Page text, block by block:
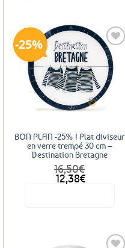
25%
Ajouter
aux
favoris
BON PLAN -25% ! Plat diviseur
en verre trempé 30 cm –
Destination Bretagne
16,50€
Le
prix
12,38€
Le
prix